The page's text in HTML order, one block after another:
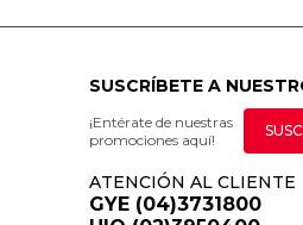
SUSCRÍBETE A
¡Entérate de nuestras
promociones aquí!
ATENCIÓN AL CLIENTE
GYE (04)3731800